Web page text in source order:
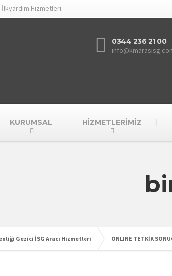
İlkyardım Hizmetleri
0344 236 21 00
KURUMSAL HİZMETLERİMİZ
Gezici İSG Aracı Hizmetleri ONLINE TETKİK